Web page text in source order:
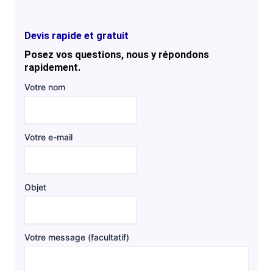
Devis rapide et gratuit
Posez vos questions, nous y répondons
rapidement.
Votre nom
Votre e-mail
Objet
Votre message (facultatif)